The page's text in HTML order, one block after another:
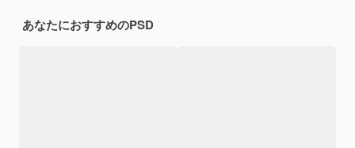
あなたにおすすめのPSD